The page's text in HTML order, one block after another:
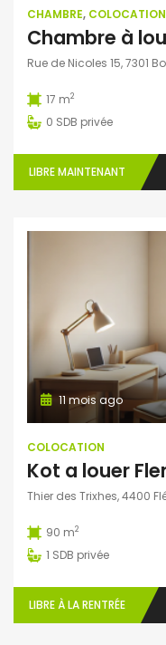
CHAMBRE, COLOCATION
Chambre à
Rue de Nicoles 15, 7301
17 m2
0 SDB privée
LIBRE MAINTENANT
11 mois ago
COLOCATION
Kot a louer
Thier des Trixhes, 4400
90 m2
1 SDB privée
LIBRE À LA RENTRÉE